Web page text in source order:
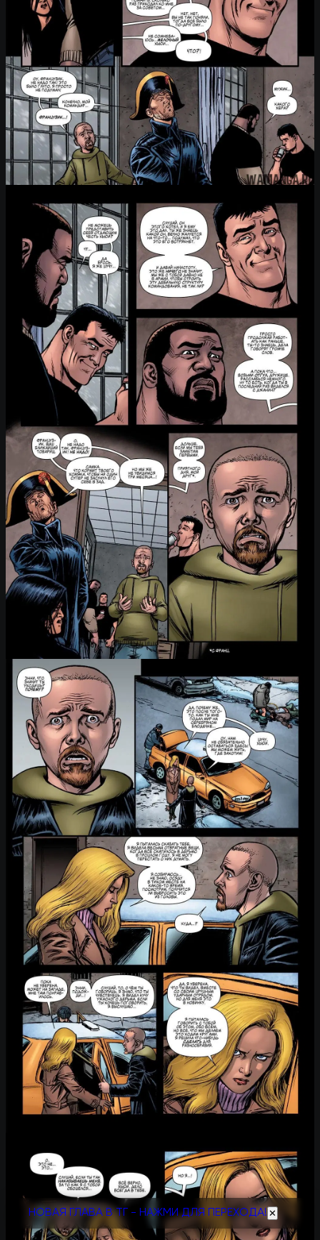
НОВАЯ ГЛАВА В ТГ - НАЖМИ ДЛЯ ПЕРЕХОДА! ✕